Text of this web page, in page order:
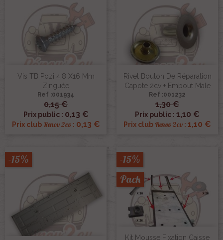
Vis TB Pozi 4.8 X16 Mm
Zinguée
Ref :001934
0,15 €
Prix public : 0,13 €
Prix club Renov 2cv: 0,13 €
Rivet Bouton De Réparation
Capote 2cv + Embout Male
Ref :001232
1,30 €
Prix public : 1,10 €
Prix club Renov 2cv : 1,10 €
-15%
Kit Mousse Fixation Caisse
-15%
Pack